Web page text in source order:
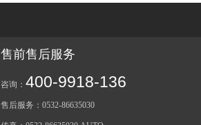
售前售后服务
咨询： 400-9918-136
售后服务：0532-86635030